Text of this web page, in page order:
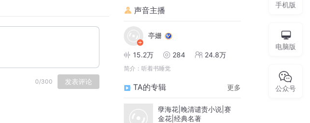
0/300 发表评论
声音主播
亭姗
15.2万 284 24.8万
简介： 听着书睡觉
TA的专辑 更多
孽海花|晚清谴责小说|赛
金花|经典名著
手机版
电脑版
公众号